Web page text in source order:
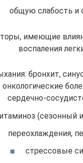
общую слабость и
имеющие
воспаления
бронхит,
сердечно-
(сезонный
переохлаждения,
стрессовые